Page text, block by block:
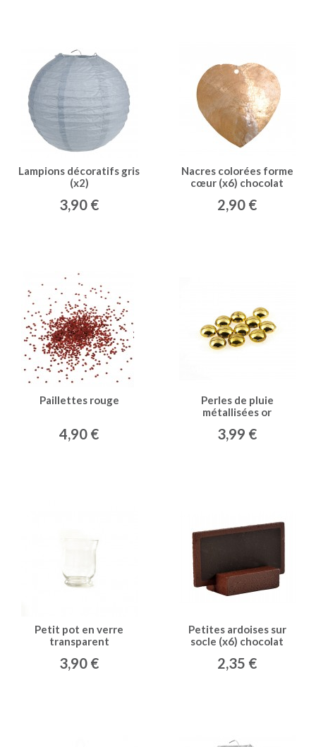
Lampions décoratifs gris
(x2)
3,90 €
Nacres colorées forme
cœur (x6) chocolat
2,90 €
Paillettes rouge
4,90 €
Perles de pluie
métallisées or
3,99 €
Petit pot en verre
transparent
3,90 €
Petites ardoises sur
socle (x6) chocolat
2,35 €